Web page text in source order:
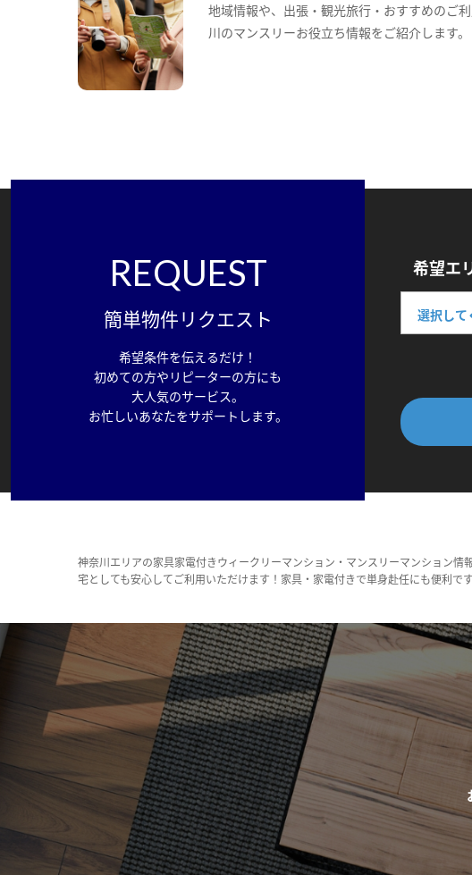
地域情報や、出張・観光旅行・おすすめのご
川のマンスリーお役立ち情報をご紹介します。
REQUEST
簡単物件リクエスト
希望条件を伝えるだけ！
初めての方やリピーターの方にも
大人気のサービス。
お忙しいあなたをサポートします。
希望エ
神奈川エリアの家具家電付きウィークリーマンション・マンスリーマンション
宅としても安心してご利用いただけます！家具・家電付きで単身赴任にも便利です